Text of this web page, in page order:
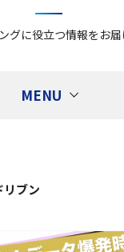
グに役立つ情報をお
MENU
Ad Generation
GDPR
ブン